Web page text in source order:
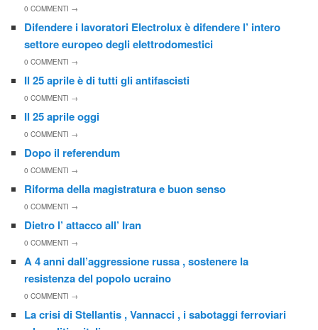
0COMMENTI →
Difendere i lavoratori Electrolux è difendere l’ intero
settore europeo degli elettrodomestici
0COMMENTI →
Il 25 aprile è di tutti gli antifascisti
0COMMENTI →
Il 25 aprile oggi
0COMMENTI →
Dopo il referendum
0COMMENTI →
Riforma della magistratura e buon senso
0COMMENTI →
Dietro l’ attacco all’ Iran
0COMMENTI →
A 4 anni dall’aggressione russa , sostenere la
resistenza del popolo ucraino
0COMMENTI →
La crisi di Stellantis , Vannacci , i sabotaggi ferroviari